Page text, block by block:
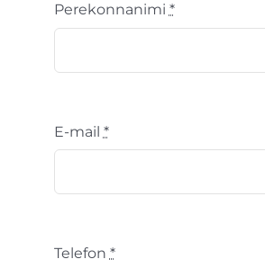
Perekonnanimi *
E-mail *
Telefon *